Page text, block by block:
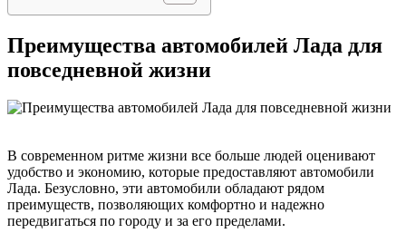
Преимущества автомобилей Лада для
повседневной жизни
В современном ритме жизни все больше людей оценивают
удобство и экономию, которые предоставляют автомобили
Лада. Безусловно, эти автомобили обладают рядом
преимуществ, позволяющих комфортно и надежно
передвигаться по городу и за его пределами.